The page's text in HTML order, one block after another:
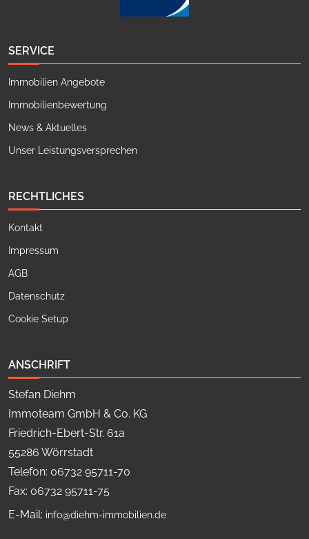
SERVICE
Immobilien Angebote
Immobilienbewertung
News & Aktuelles
Unser Leistungsversprechen
RECHTLICHES
Kontakt
Impressum
AGB
Datenschutz
Cookie Setup
ANSCHRIFT
Stefan Diehm
Immoteam GmbH & Co. KG
Friedrich-Ebert-Str. 61a
55286 Wörrstadt
Telefon: 06732 95711-70
Fax: 06732 95711-75
E-Mail: info@diehm-immobilien.de